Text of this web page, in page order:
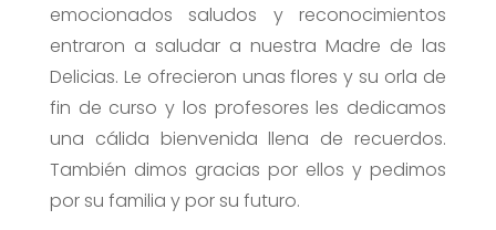
emocionados saludos y reconocimientos
entraron a saludar a nuestra Madre de las
Delicias. Le ofrecieron unas flores y su orla de
fin de curso y los profesores les dedicamos
una cálida bienvenida llena de recuerdos.
También dimos gracias por ellos y pedimos
por su familia y por su futuro.